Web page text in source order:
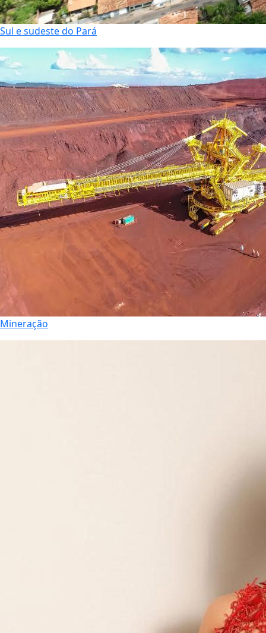
Sul e sudeste do Pará
Mineração